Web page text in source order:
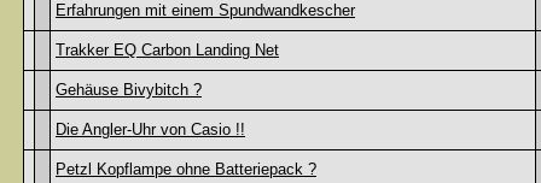
Erfahrungen mit einem Spundwandkescher
Trakker EQ Carbon Landing Net
Gehäuse Bivybitch ?
Die Angler-Uhr von Casio !!
Petzl Kopflampe ohne Batteriepack ?